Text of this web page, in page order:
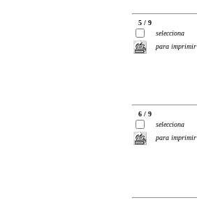
5 / 9
selecciona
para imprimir
6 / 9
selecciona
para imprimir